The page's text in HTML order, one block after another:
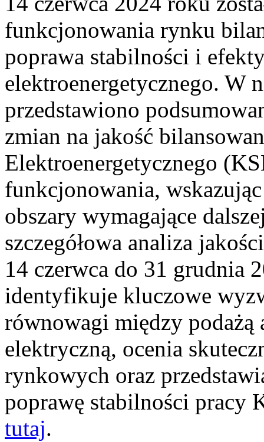
funkcjonowania rynku
poprawa stabilności i
elektroenergetycznego. W
przedstawiono
zmian na jakość
Elektroenergetycznego
funkcjonowania,
obszary wymagające
szczegółowa analiza
14 czerwca do 31 grudnia
identyfikuje kluczowe
równowagi między podażą
elektryczną, ocenia
rynkowych oraz
poprawę stabilności pracy
tutaj.